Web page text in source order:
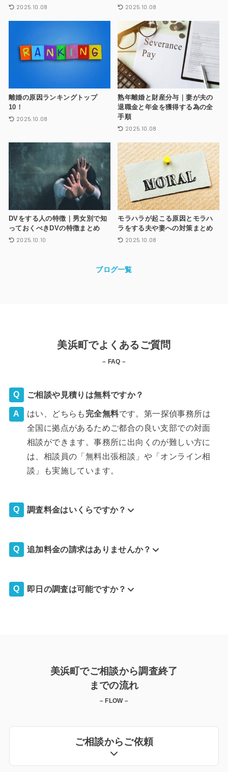
2025.10.08 2025.10.08
離婚の原因ランキングトップ
10！
2025.10.08
熟年離婚と財産分与｜妻が夫の
退職金と年金を獲得する為の全
手順
2025.10.08
DVをする人の特徴｜男女別で知
っておくべきDVの特徴まとめ
2025.10.10
モラハラが起こる原因とモラハ
ラをする夫や妻への対策まとめ
2025.10.08
ブログ一覧
美浜町でよくあるご質問
– FAQ –
ご相談や見積りは無料ですか？
はい、どちらも 完全無料です。第一探偵事務所は
全国に拠点があるためご都合の良い支部での対面
相談ができます。事務所に出向くのが難しい方に
は、相談員の「無料出張相談」や「オンライン相
談」も実施しています。
調査料金はいくらですか？
追加料金の請求はありませんか？
即日の調査は可能ですか？
美浜町でご相談から調査終了
までの流れ
– FLOW –
ご相談からご依頼